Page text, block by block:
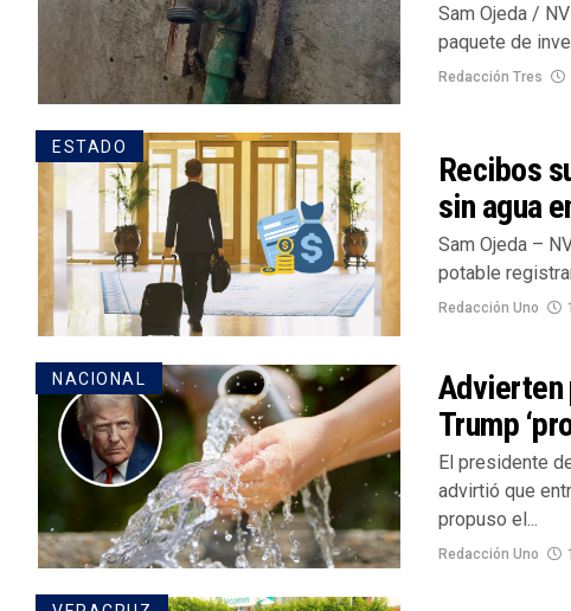
Sam Ojeda /
paquete de
Redacción Tres
ESTADO
Recibos
sin agua
Sam Ojeda –
potable
Redacción Uno
NACIONAL
Advierten
Trump
El presidente
advirtió que
propuso el...
Redacción Uno